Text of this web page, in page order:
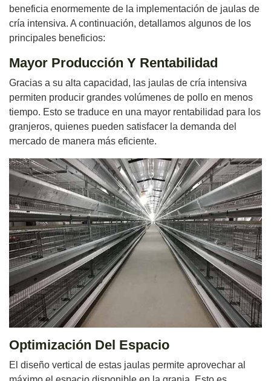
beneficia enormemente de la implementación de jaulas de
cría intensiva. A continuación, detallamos algunos de los
principales beneficios:
Mayor Producción Y Rentabilidad
Gracias a su alta capacidad, las jaulas de cría intensiva
permiten producir grandes volúmenes de pollo en menos
tiempo. Esto se traduce en una mayor rentabilidad para los
granjeros, quienes pueden satisfacer la demanda del
mercado de manera más eficiente.
Optimización Del Espacio
El diseño vertical de estas jaulas permite aprovechar al